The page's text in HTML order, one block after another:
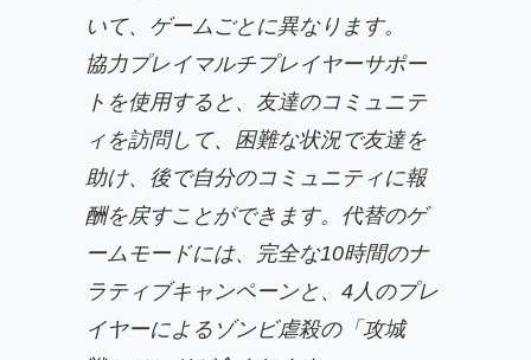
いて、ゲームごとに異なります。
協力プレイマルチプレイヤーサポー
トを使用すると、友達のコミュニテ
ィを訪問して、困難な状況で友達を
助け、後で自分のコミュニティに報
酬を戻すことができます。代替のゲ
ームモードには、完全な10時間のナ
ラティブキャンペーンと、4人のプレ
イヤーによるゾンビ虐殺の「攻城